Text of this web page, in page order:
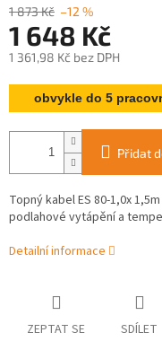
1 873 Kč –12 %
1 648 Kč
1 361,98 Kč bez DPH
Měrná
cena:obvykle do 5
Přidat
Topný kabel ES 80-1,0x
podlahové vytápění a
Detailní informace
ZEPTAT SE SDÍLET